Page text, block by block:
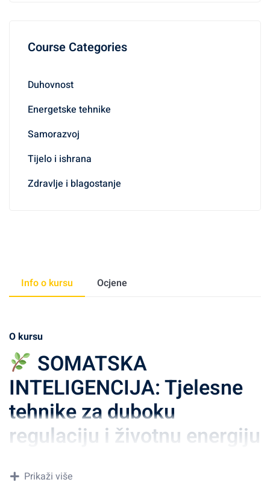
Info o kursu Ocjene
O kursu
SOMATSKA
INTELIGENCIJA: Tjelesne
tehnike za duboku
regulaciju i životnu energiju
Opis kursa:
Prikaži više
Course Categories
Duhovnost
Energetske tehnike
Samorazvoj
Tijelo i ishrana
Zdravlje i blagostanje